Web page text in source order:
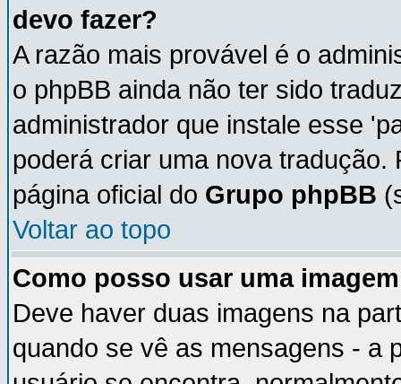
devo fazer?
A razão mais provável é o
o phpBB ainda não ter sido
administrador que instale esse
poderá criar uma nova
página oficial do Grupo phpBB
Voltar ao topo
Como posso usar uma
Deve haver duas imagens na
quando se vê as mensagens - a